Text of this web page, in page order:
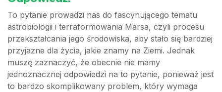
To pytanie prowadzi nas do fascynującego tematu
astrobiologii i terraformowania Marsa, czyli procesu
przekształcania jego środowiska, aby stało się bardziej
przyjazne dla życia, jakie znamy na Ziemi. Jednak
muszę zaznaczyć, że obecnie nie mamy
jednoznacznej odpowiedzi na to pytanie, ponieważ jest
to bardzo skomplikowany problem, który wymaga